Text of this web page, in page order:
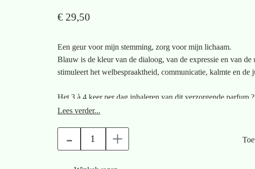
€ 29,50
Een geur voor mijn stemming, zorg voor mijn lichaam.
Blauw is de kleur van de dialoog, van de expressie en van
stimuleert het welbespraaktheid, communicatie, kalmte en de
Het 3 à 4 keer per dag inhaleren van dit verzorgende parfum
en de kleur blauw combineert ? zal uw stem verhelderen u daarbij helpen
GEBRUIKSAANWIJZING ?
Lees verder...
- +